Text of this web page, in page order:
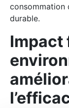
consommation
durable.
Impact